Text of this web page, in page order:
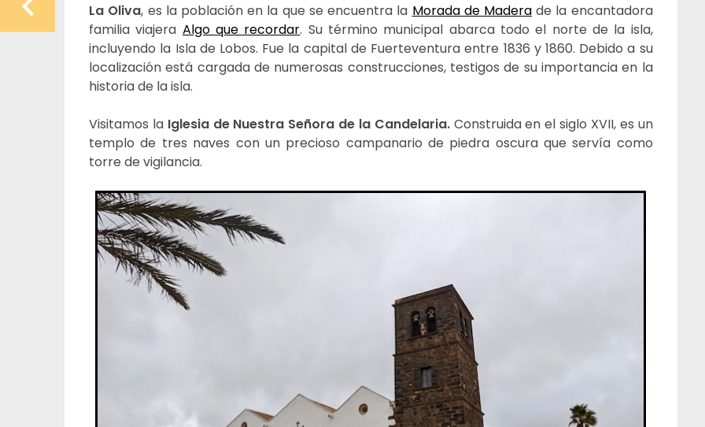
La Oliva, es la población en la que se encuentra la Morada de Madera de la encantadora
familia viajera Algo que recordar. Su término municipal abarca todo el norte de la isla,
incluyendo la Isla de Lobos. Fue la capital de Fuerteventura entre 1836 y 1860. Debido a su
localización está cargada de numerosas construcciones, testigos de su importancia en la
historia de la isla.
Visitamos la Iglesia de Nuestra Señora de la Candelaria. Construida en el siglo XVII, es un
templo de tres naves con un precioso campanario de piedra oscura que servía como
torre de vigilancia.